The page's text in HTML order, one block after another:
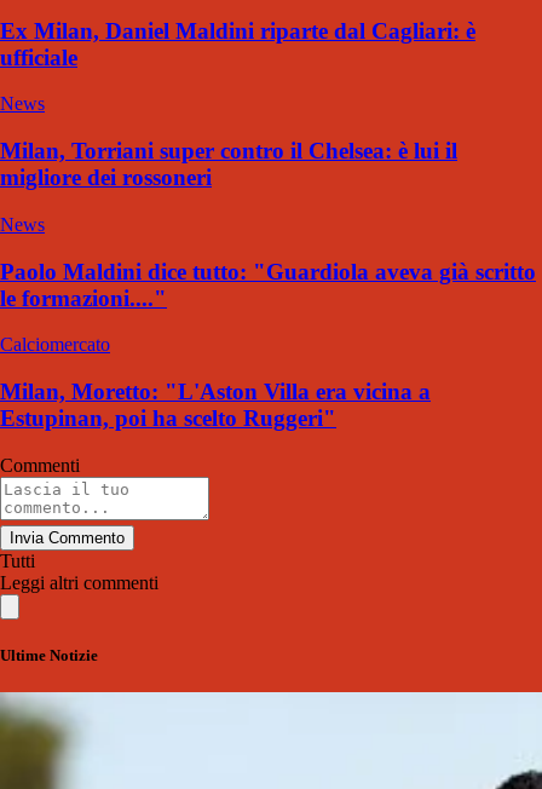
Ex Milan, Daniel Maldini riparte dal Cagliari: è
ufficiale
News
Milan, Torriani super contro il Chelsea: è lui il
migliore dei rossoneri
News
Paolo Maldini dice tutto: "Guardiola aveva già scritto
le formazioni...."
Calciomercato
Milan, Moretto: "L'Aston Villa era vicina a
Estupinan, poi ha scelto Ruggeri"
Commenti
Invia Commento
Tutti
Leggi altri commenti
Ultime Notizie